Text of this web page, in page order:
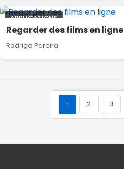
APPLICATIONS
Regarder des films en ligne
Rodrigo Pereira
1 2 3